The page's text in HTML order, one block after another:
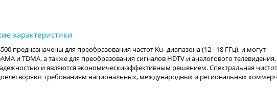
предназначены для преобразования частот Ku- диапазона (12 - 18 ГГц), и могут
и TDMA, а также для преобразования сигналов HDTV и аналогового телевидения.
и являются экономически-эффективным решением. Спектральная
требованиям национальных, международных и региональных